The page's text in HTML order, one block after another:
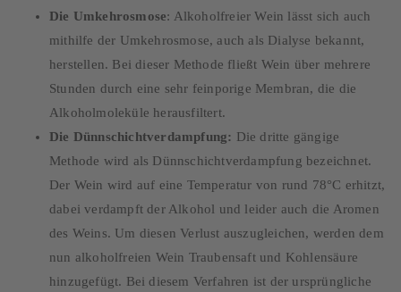
Die Umkehrosmose: Alkoholfreier Wein lässt sich auch
mithilfe der Umkehrosmose, auch als Dialyse bekannt,
herstellen. Bei dieser Methode fließt Wein über mehrere
Stunden durch eine sehr feinporige Membran, die die
Alkoholmoleküle herausfiltert.
Die Dünnschichtverdampfung: Die dritte gängige
Methode wird als Dünnschichtverdampfung bezeichnet.
Der Wein wird auf eine Temperatur von rund 78°C erhitzt,
dabei verdampft der Alkohol und leider auch die Aromen
des Weins. Um diesen Verlust auszugleichen, werden dem
nun alkoholfreien Wein Traubensaft und Kohlensäure
hinzugefügt. Bei diesem Verfahren ist der ursprüngliche